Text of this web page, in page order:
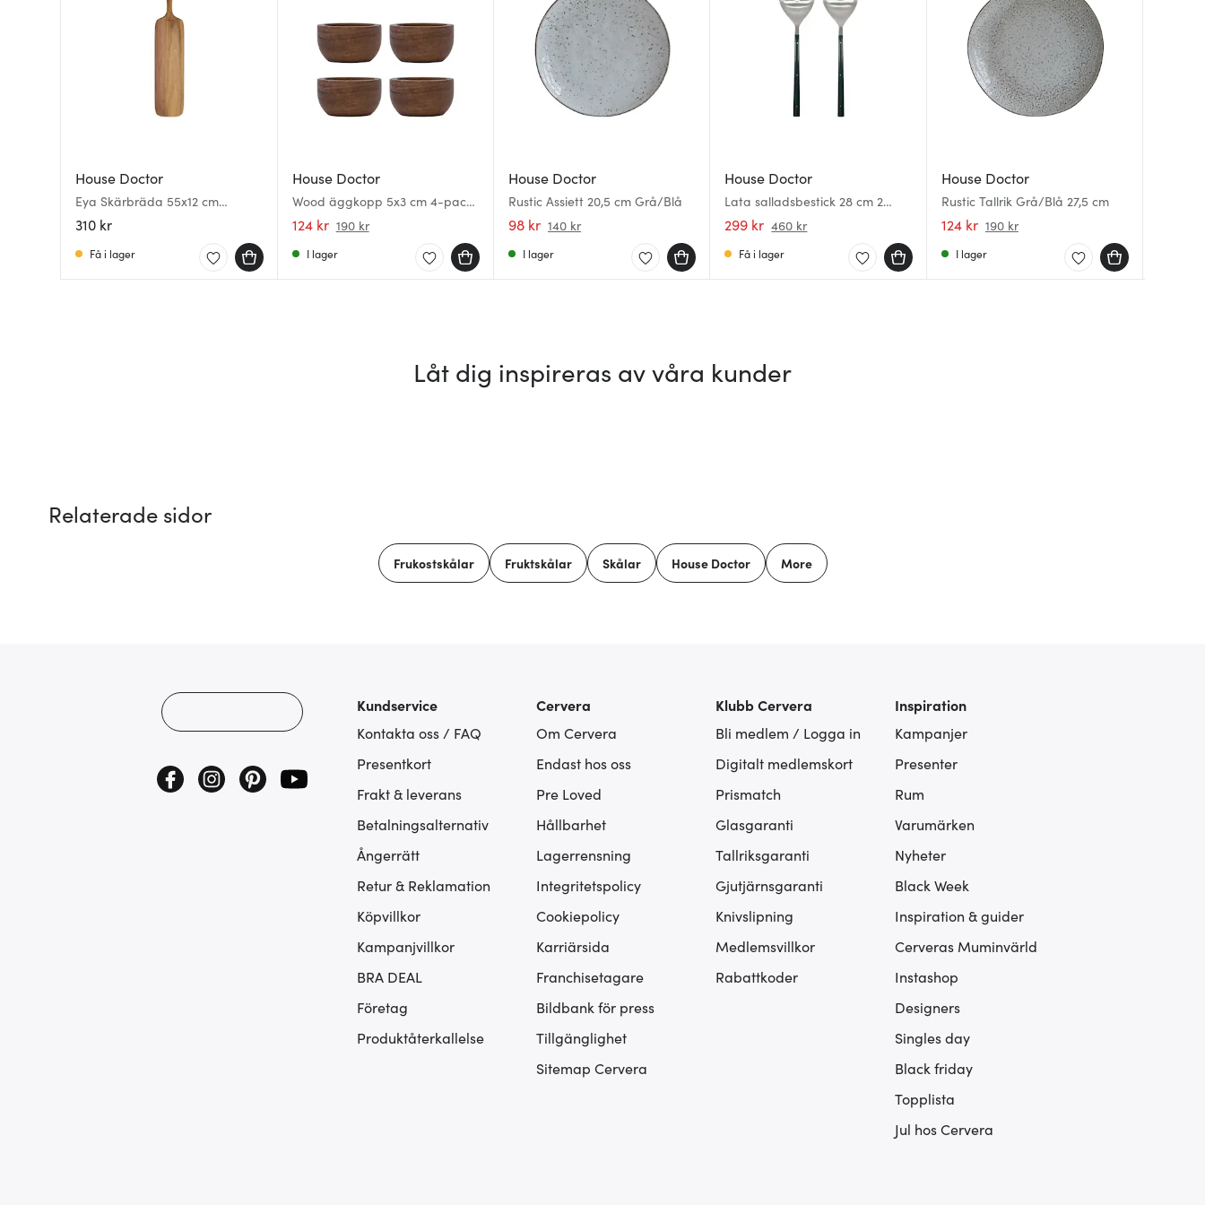
House Doctor
Eya Skärbräda 55x12 cm
Akaciaträ
310 kr
Få i lager
House Doctor
Wood äggkopp 5x3 cm 4-pack
natur
124 kr 190 kr
I lager
House Doctor
Rustic Assiett 20,5 cm Grå/Blå
98 kr 140 kr
I lager
House Doctor
Lata salladsbestick 28 cm 2
delar mörkgrön/polerat stål
299 kr 460 kr
Få i lager
House Doctor
Rustic Tallrik Grå/Blå 27,5 cm
124 kr 190 kr
I lager
Låt dig inspireras av våra kunder
Relaterade sidor
Frukostskålar Fruktskålar Skålar House Doctor More
Kundservice
Kontakta oss / FAQ
Presentkort
Frakt & leverans
Betalningsalternativ
Ångerrätt
Retur & Reklamation
Köpvillkor
Kampanjvillkor
BRA DEAL
Företag
Produktåterkallelse
Cervera
Om Cervera
Endast hos oss
Pre Loved
Hållbarhet
Lagerrensning
Integritetspolicy
Cookiepolicy
Karriärsida
Franchisetagare
Bildbank för press
Tillgänglighet
Sitemap Cervera
Klubb Cervera
Bli medlem / Logga in
Digitalt medlemskort
Prismatch
Glasgaranti
Tallriksgaranti
Gjutjärnsgaranti
Knivslipning
Medlemsvillkor
Rabattkoder
Inspiration
Kampanjer
Presenter
Rum
Varumärken
Nyheter
Black Week
Inspiration & guider
Cerveras Muminvärld
Instashop
Designers
Singles day
Black friday
Topplista
Jul hos Cervera